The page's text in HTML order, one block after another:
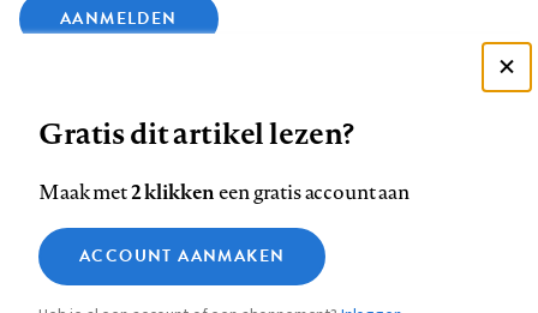
AANMELDEN
op
Facebook
op
LinkedIn
op
Bluesky
ons
op
InstagramYouTube
Footer
Contact Colofon Disclaimer Privacy
Medische vragen verdienen
betrouwbare antwoorden
Zie onze cookie policy
Analytische cookies
Gratis dit artikel lezen?
Maak met2 klikkeneen gratis account aan
ACCOUNT AANMAKEN